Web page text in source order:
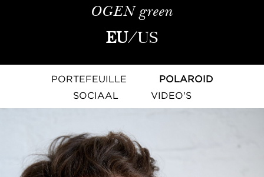
OGEN green
EU/US
PORTEFEUILLE
POLAROID
SOCIAAL
VIDEO'S